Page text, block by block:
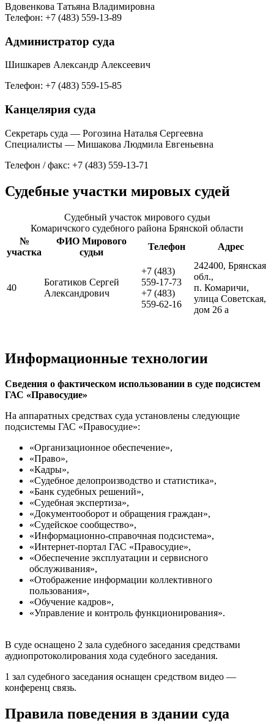
Вдовенкова Татьяна Владимировна
Телефон: +7 (483) 559-13-89
Администратор суда
Шишкарев Александр Алексеевич
Телефон: +7 (483) 559-15-85
Канцелярия суда
Секретарь суда — Рогозина Наталья Сергеевна
Специалисты — Мишакова Людмила Евгеньевна
Телефон / факс: +7 (483) 559-13-71
Судебные участки мировых судей
Судебный участок мирового судьи
Комаричского судебного района Брянской области
№
участка
ФИО Мирового
судьи
Телефон Адрес
40
Богатиков Сергей
Александрович
+7 (483)
559-17-73
+7 (483)
559-62-16
242400, Брянская
обл.,
п. Комаричи,
улица Советская,
дом 26 а
Информационные технологии
Сведения о фактическом использовании в суде подсистем
ГАС «Правосудие»
На аппаратных средствах суда установлены следующие
подсистемы ГАС «Правосудие»:
«Организационное обеспечение»,
«Право»,
«Кадры»,
«Судебное делопроизводство и статистика»,
«Банк судебных решений»,
«Судебная экспертиза»,
«Документооборот и обращения граждан»,
«Судейское сообщество»,
«Информационно-справочная подсистема»,
«Интернет-портал ГАС «Правосудие»,
«Обеспечение эксплуатации и сервисного
обслуживания»,
«Отображение информации коллективного
пользования»,
«Обучение кадров»,
«Управление и контроль функционирования».
В суде оснащено 2 зала судебного заседания средствами
аудиопротоколирования хода судебного заседания.
1 зал судебного заседания оснащен средством видео —
конференц связь.
Правила поведения в здании суда